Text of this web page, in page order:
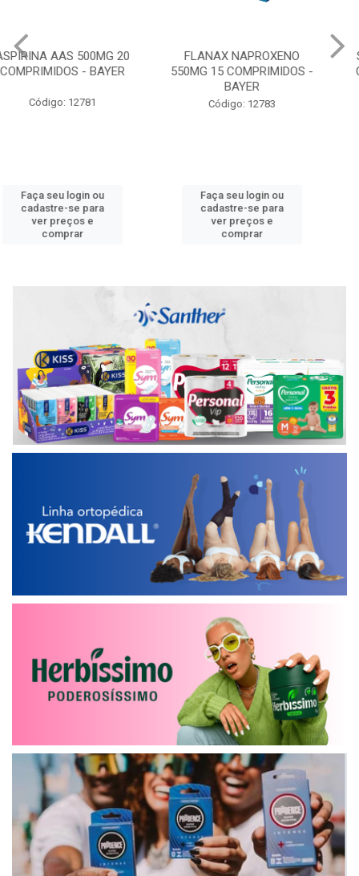
FLANAX NAPROXENO
550MG 15 COMPRIMIDOS -
Código: 12783
Faça seu login ou
cadastre-se para
ver preços e
comprar
SABONETE HIDRATANTE
CREMOSO RELAX 200ML
LAVANDA - WELEDA
Código: 12159
Faça seu login ou
cadastre-se para
ver preços e
comprar